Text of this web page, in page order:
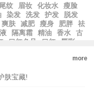
纹 眉妆 化妆水
瘦脸
染发 洗发 护发
脱发
爽肤 减肥 瘦身 肥胖
祛
隔离霜 精油 香水
古
口红色号 口红
唇彩
more
肤宝藏!